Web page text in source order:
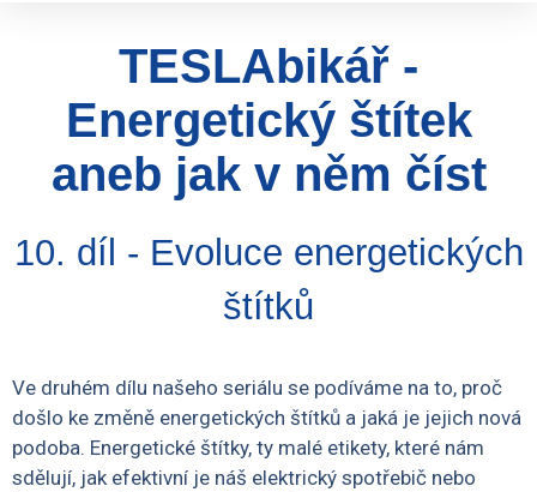
TESLAbikář -
Energetický štítek
aneb jak v něm číst
10. díl - Evoluce energetických
štítků
Ve druhém dílu našeho seriálu se podíváme na to, proč
došlo ke změně energetických štítků a jaká je jejich nová
podoba. Energetické štítky, ty malé etikety, které nám
sdělují, jak efektivní je náš elektrický spotřebič nebo